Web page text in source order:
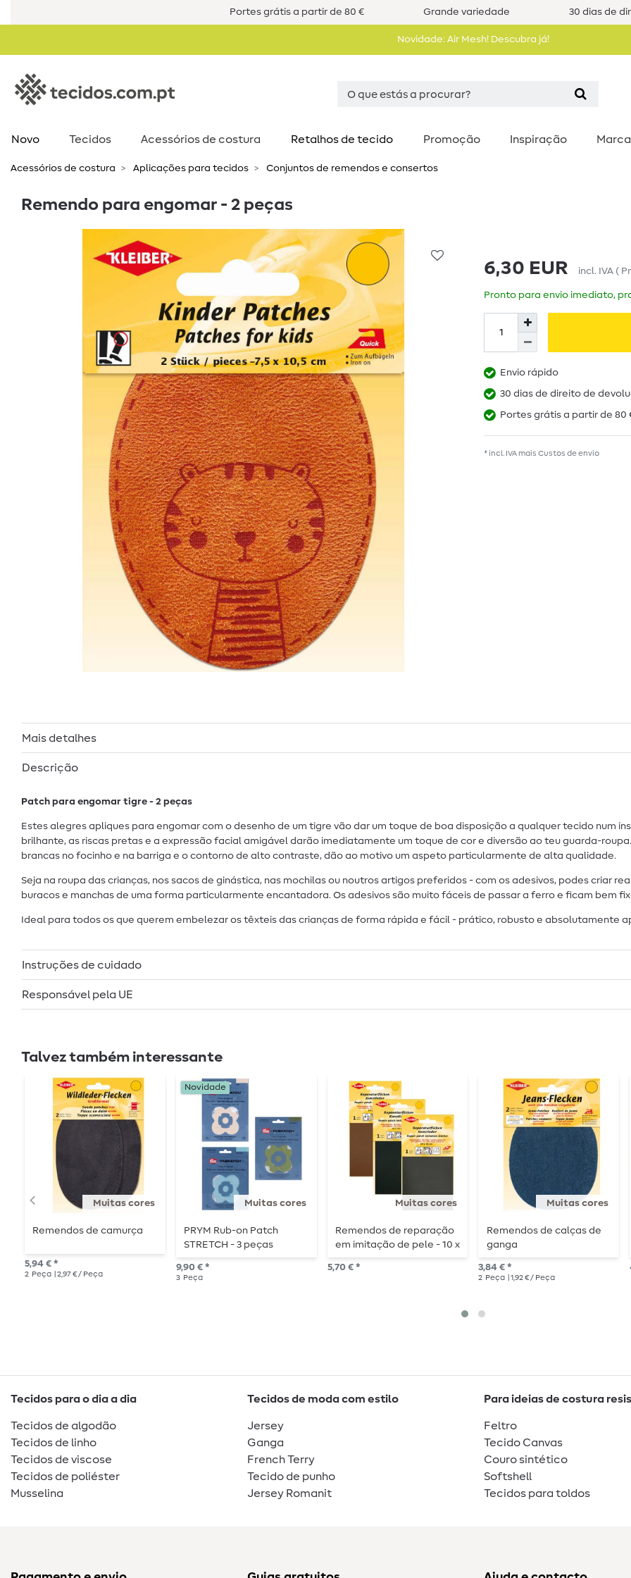
Portes grátis a partir de 80 € Grande variedade 30 dias de
Novidade: Air Mesh! Descubra já!
Novo Tecidos Acessórios de costura​ Retalhos de tecido Promoção Inspiração
Acessórios de costura​ Aplicações para tecidos Conjuntos de remendos e consertos
Remendo para engomar - 2 peças
6,30 EUR incl. IVA (
Pronto para envio imediato,
Envio rápido
30 dias de direito de
Portes grátis a partir de 80
* incl. IVA mais Custos de envio
Mais detalhes
Descrição
Patch para engomar tigre - 2 peças
Estes alegres apliques para engomar com o desenho de um tigre vão dar um toque de boa disposição a qualquer tecido num
brilhante, as riscas pretas e a expressão facial amigável darão imediatamente um toque de cor e diversão ao teu guarda-
brancas no focinho e na barriga e o contorno de alto contraste, dão ao motivo um aspeto particularmente de alta qualidade.
Seja na roupa das crianças, nos sacos de ginástica, nas mochilas ou noutros artigos preferidos - com os adesivos, podes criar
buracos e manchas de uma forma particularmente encantadora. Os adesivos são muito fáceis de passar a ferro e ficam bem
Ideal para todos os que querem embelezar os têxteis das crianças de forma rápida e fácil - prático, robusto e absolutamente
Instruções de cuidado
Responsável pela UE
Talvez também interessante
Muitas cores
Remendos de camurça
5,94 € *
2 Peça | 2,97 € / Peça
Muitas cores
Novidade
PRYM Rub-on Patch
STRETCH - 3 peças
9,90 € *
3 Peça
Muitas cores
Remendos de reparação
em imitação de pele - 10 x
16cm - autocolantes
5,70 € *
Muitas cores
Remendos de calças de
ganga
3,84 € *
2 Peça | 1,92 € / Peça
Tecidos para o dia a dia
Tecidos de algodão
Tecidos de linho
Tecidos de viscose
Tecidos de poliéster
Musselina
Tecidos de moda com estilo
Jersey
Ganga
French Terry
Tecido de punho
Jersey Romanit
Para ideias de costura
Feltro
Tecido Canvas
Couro sintético
Softshell
Tecidos para toldos